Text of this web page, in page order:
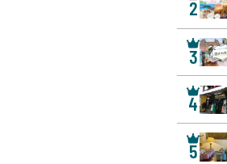
2
3
4
5